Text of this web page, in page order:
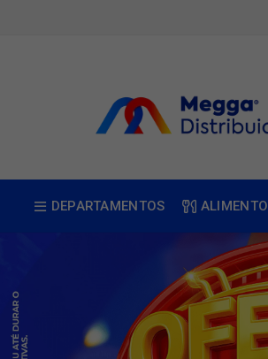
DEPARTAMENTOS